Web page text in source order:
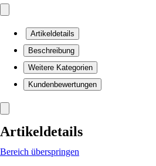
Artikeldetails
Beschreibung
Weitere Kategorien
Kundenbewertungen
Artikeldetails
Bereich überspringen